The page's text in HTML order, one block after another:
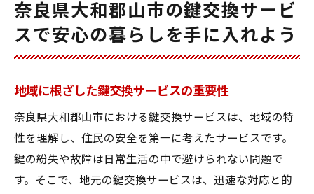
無料相談を活用した鍵交換の流れ
鍵交換による防犯対策の強化方法
の活用法
鍵交換サービスの利用がもたらす安心感
無料相談を活用して理想の鍵交換を実現
プロのアドバイスで最適な鍵交換を選ぶ
鍵交換の費用対効果を最大化する方法
奈良県大和郡山市の鍵交換サービ
スで安心の暮らしを手に入れよう
地域に根ざした鍵交換サービスの重要性
奈良県大和郡山市における鍵交換サービスは、地域の特
性を理解し、住民の安全を第一に考えたサービスです。
鍵の紛失や故障は日常生活の中で避けられない問題で
す。そこで、地元の鍵交換サービスは、迅速な対応と的